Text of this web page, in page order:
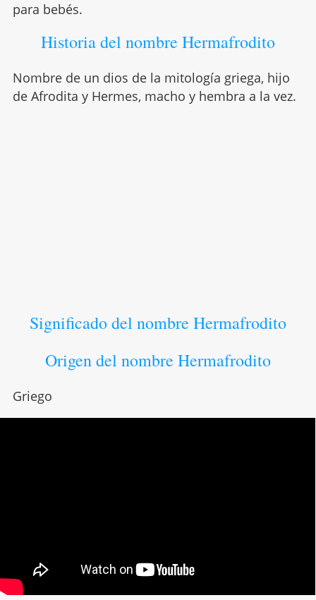
para bebés.
Historia del nombre Hermafrodito
Nombre de un dios de la mitología griega, hijo
de Afrodita y Hermes, macho y hembra a la vez.
Significado del nombre Hermafrodito
Origen del nombre Hermafrodito
Griego